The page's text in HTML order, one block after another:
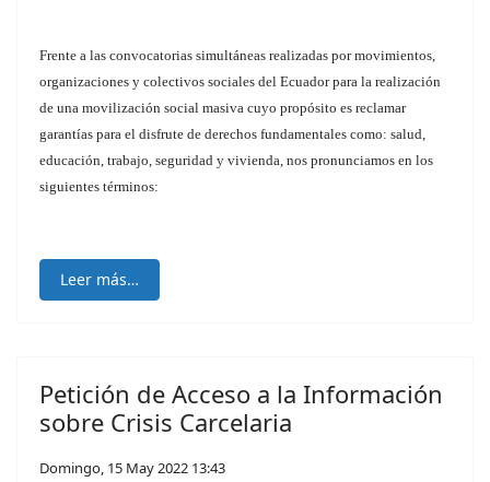
Frente a las convocatorias simultáneas realizadas por movimientos,
organizaciones y colectivos sociales del Ecuador para la realización
de una movilización social masiva cuyo propósito es reclamar
garantías para el disfrute de derechos fundamentales como: salud,
educación, trabajo, seguridad y vivienda, nos pronunciamos en los
siguientes términos:
Leer más…
Petición de Acceso a la Información
sobre Crisis Carcelaria
Domingo, 15 May 2022 13:43